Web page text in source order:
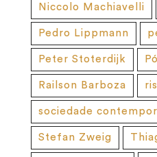
Niccolo Machiavelli
Pedro Lippmann
Peter Stoterdijk
Railson Barboza
sociedade
Stefan Zweig